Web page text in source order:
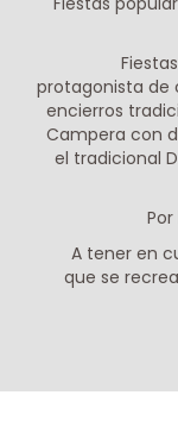
protagonista de
encierros
Campera con
el tradicional
A tener en
que se